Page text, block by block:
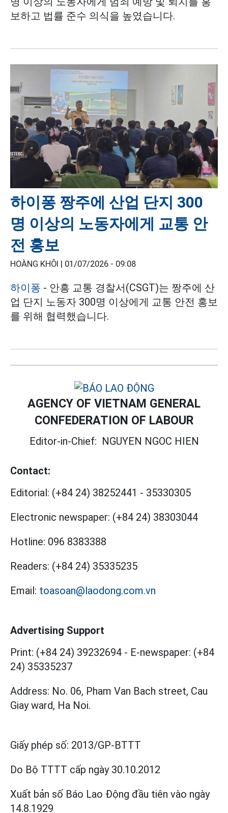
보하고 법률 준수 의식을 높였습니다.
하이퐁 짱주에 산업 단지 300
명 이상의 노동자에게 교통 안
전 홍보
HOÀNG KHÔI | 01/07/2026 - 09:08
하이퐁 - 안흥 교통 경찰서(CSGT)는 짱주에 산
업 단지 노동자 300명 이상에게 교통 안전 홍보
를 위해 협력했습니다.
AGENCY OF VIETNAM GENERAL
CONFEDERATION OF LABOUR
Editor-in-Chief: NGUYEN NGOC HIEN
Contact:
Editorial: (+84 24) 38252441 - 35330305
Electronic newspaper: (+84 24) 38303044
Hotline: 096 8383388
Readers: (+84 24) 35335235
Email: toasoan@laodong.com.vn
Advertising Support
Print: (+84 24) 39232694 - E-newspaper: (+84
24) 35335237
Address: No. 06, Pham Van Bach street, Cau
Giay ward, Ha Noi.
Giấy phép số: 2013/GP-BTTT
Do Bộ TTTT cấp ngày 30.10.2012
Xuất bản số Báo Lao Động đầu tiên vào ngày
14.8.1929